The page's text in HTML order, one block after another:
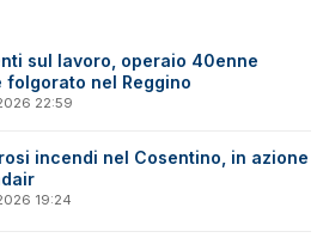
sul lavoro, operaio 40enne
folgorato nel Reggino
22:59
incendi nel Cosentino, in azione
19:24